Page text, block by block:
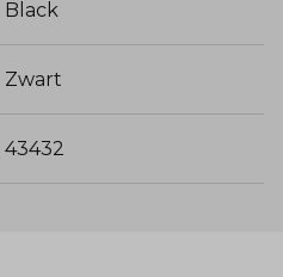
Black
Zwart
43432